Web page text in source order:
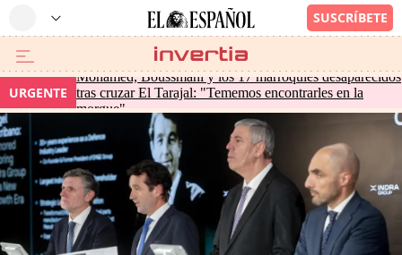
URGENTE
Mohamed, Boussmahi y los 17 marroquíes desaparecidos
tras cruzar El Tarajal: "Tememos encontrarles en la
morgue"